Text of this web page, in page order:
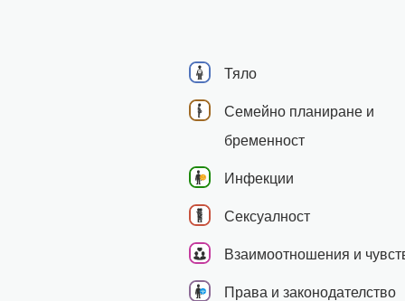
Тяло
Семейно планиране и
бременност
Инфекции
Сексуалност
Взаимоотношения и
Права и законодателство